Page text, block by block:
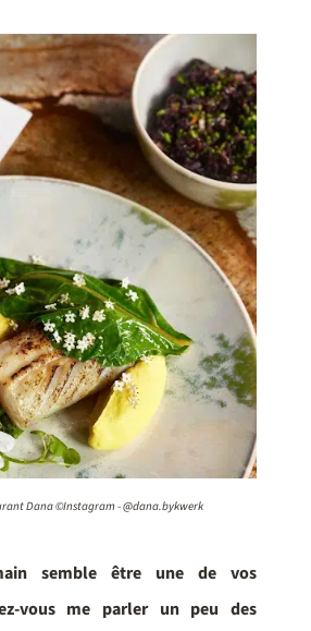
Dana ©Instagram - @dana.bykwerk
semble être une de vos
vous me parler un peu des